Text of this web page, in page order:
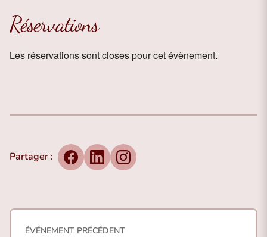
Réservations
Les réservations sont closes pour cet évènement.
Partager :
FacebookLinkedInInstagram
ÉVÉNEMENT PRÉCÉDENT